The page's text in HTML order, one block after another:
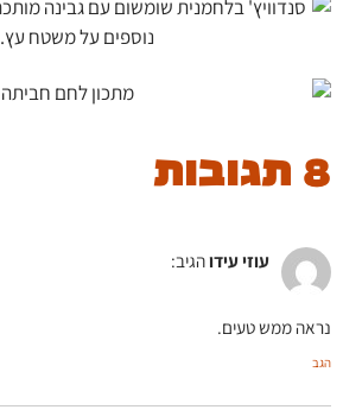
8 תגובות
עוזי עידוהגיב:
נראה ממש טעים.
הגב